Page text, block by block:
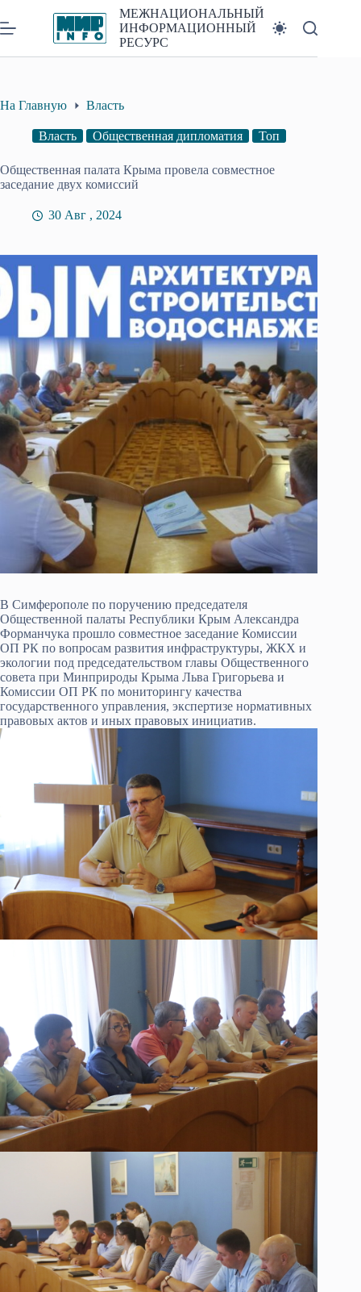
к
сути
МЕЖНАЦИОНАЛЬНЫЙ
ИНФОРМАЦИОННЫЙ
РЕСУРС
На Главную Власть
Власть Общественная дипломатия Топ
Общественная палата Крыма провела совместное
заседание двух комиссий
30 Авг , 2024
В Симферополе по поручению председателя
Общественной палаты Республики Крым Александра
Форманчука прошло совместное заседание Комиссии
ОП РК по вопросам развития инфраструктуры, ЖКХ и
экологии под председательством главы Общественного
совета при Минприроды Крыма Льва Григорьева и
Комиссии ОП РК по мониторингу качества
государственного управления, экспертизе нормативных
правовых актов и иных правовых инициатив.